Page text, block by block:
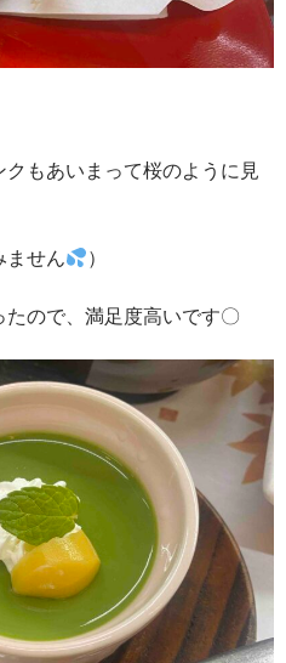
もあいまって桜のように見
ません ）
ので、満足度高いです〇